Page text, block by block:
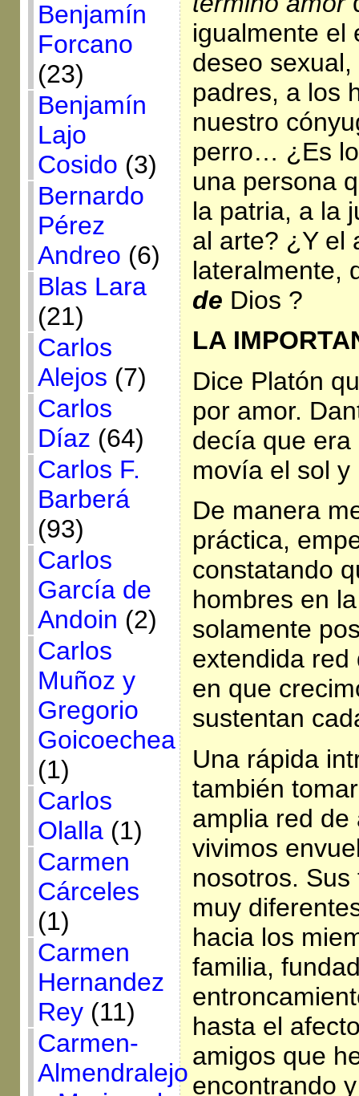
Benjamín
Forcano
(23)
Benjamín
Lajo
Cosido (3)
Bernardo
Pérez
Andreo (6)
Blas Lara
(21)
Carlos
Alejos (7)
Carlos
Díaz (64)
Carlos F.
Barberá
(93)
Carlos
García de
Andoin (2)
Carlos
Muñoz y
Gregorio
Goicoechea
(1)
Carlos
Olalla(1)
Carmen
Cárceles
(1)
Carmen
Hernandez
Rey(11)
Carmen-
Almendralejo
igualmente el
deseo
padres, a los
nuestro
perro… ¿Es
una persona
la patria, a la
al arte? ¿Y el
lateralmente,
de Dios ?
LA
Dice Platón
por amor.
decía que
movía el sol y
De manera
práctica,
constatando
hombres en
solamente
extendida red
en que
sustentan
Una rápida
también
amplia red de
vivimos
nosotros.
muy
hacia los
familia,
hasta el
amigos que
encontrando